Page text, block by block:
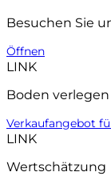
Besuchen Sie
Öffnen
LINK
Boden verlegen
Verkaufangebot
LINK
Wertschätzung